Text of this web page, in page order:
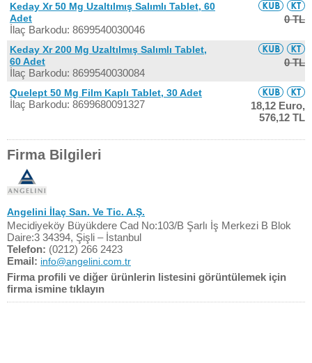
Keday Xr 50 Mg Uzaltılmış Salımlı Tablet, 60
Adet
İlaç Barkodu: 8699540030046
0 TL
Keday Xr 200 Mg Uzaltılmış Salımlı Tablet,
60 Adet
İlaç Barkodu: 8699540030084
0 TL
Quelept 50 Mg Film Kaplı Tablet, 30 Adet
İlaç Barkodu: 8699680091327
18,12 Euro,
576,12 TL
Firma Bilgileri
Angelini İlaç San. Ve Tic. A.Ş.
Mecidiyeköy Büyükdere Cad No:103/B Şarlı İş Merkezi B Blok
Daire:3 34394, Şişli – İstanbul
Telefon: (0212) 266 2423
Email: info@angelini.com.tr
Firma profili ve diğer ürünlerin listesini görüntülemek için
firma ismine tıklayın